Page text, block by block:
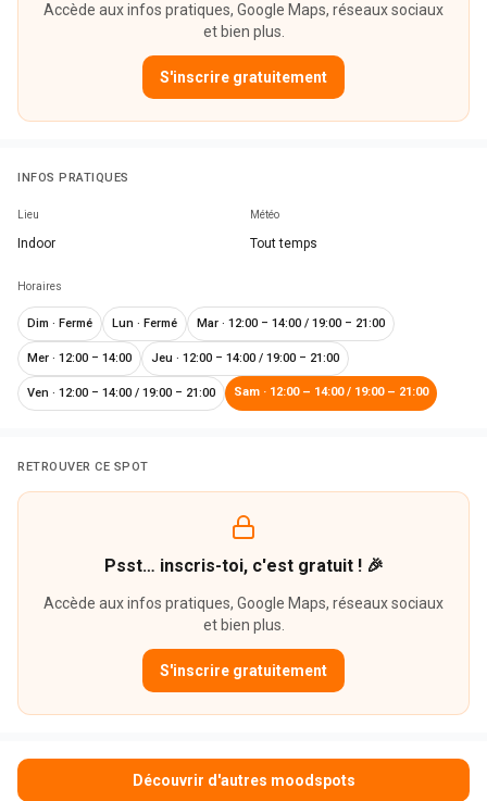
Accède aux infos pratiques, Google Maps, réseaux sociaux
et bien plus.
S'inscrire gratuitement
INFOS PRATIQUES
Lieu
Indoor
Météo
Tout temps
Horaires
Dim · Fermé Lun · Fermé Mar · 12:00 – 14:00 / 19:00 – 21:00
Mer · 12:00 – 14:00 Jeu · 12:00 – 14:00 / 19:00 – 21:00
Ven · 12:00 – 14:00 / 19:00 – 21:00 Sam · 12:00 – 14:00 / 19:00 – 21:00
RETROUVER CE SPOT
Psst… inscris-toi, c'est gratuit ! 🎉
Accède aux infos pratiques, Google Maps, réseaux sociaux
et bien plus.
S'inscrire gratuitement
Découvrir d'autres moodspots